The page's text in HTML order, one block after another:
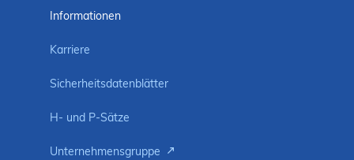
Informationen
Karriere
Sicherheitsdatenblätter
H- und P-Sätze
Unternehmensgruppe